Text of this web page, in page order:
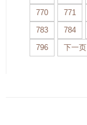
770
771
783
784
796
下一页